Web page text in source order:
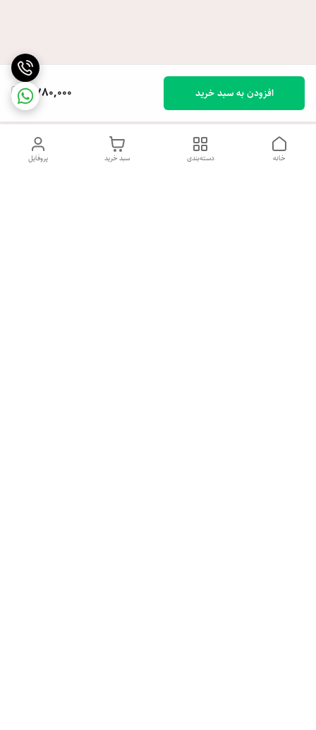
6,780,000 افزودن به سبد خرید
پروفایل سبد خرید دسته‌بندی خانه